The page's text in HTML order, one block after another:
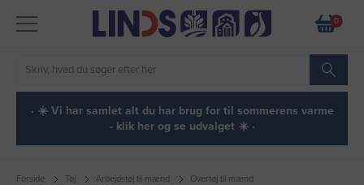
0
· ☀️ Vi har samlet alt du har brug for til sommerens varme
- klik her og se udvalget ☀️ ·
Forside Tøj Arbejdstøj til mænd
Overtøj til mænd